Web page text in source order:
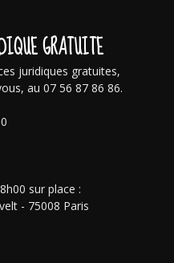
GRATUITE
juridiques gratuites,
au 07 56 87 86 86.
sur place :
- 75008 Paris